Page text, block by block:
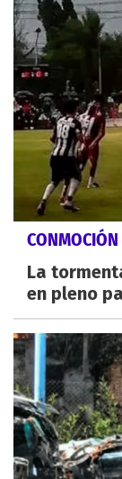
CONMOCIÓN
La
en pleno